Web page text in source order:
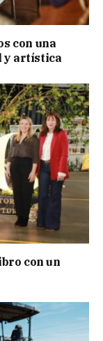
con una
y artística
con un